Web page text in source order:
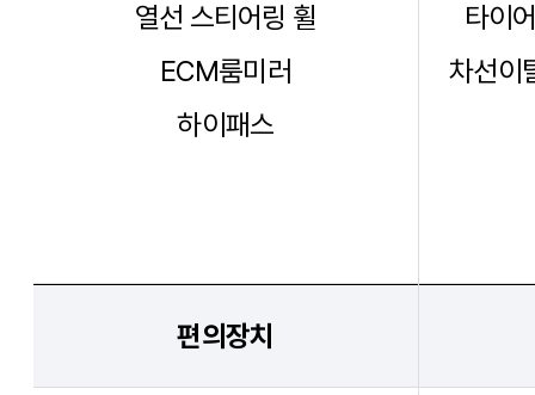
열선 스티어링 휠
ECM룸미러
하이패스
타이
차선이
편의장치